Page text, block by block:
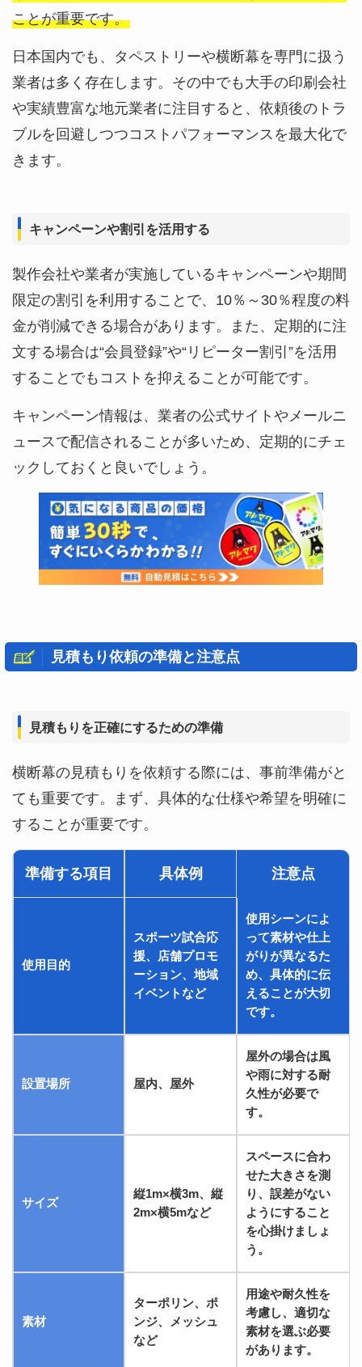
ことが重要です。
日本国内でも、タペストリーや横断幕を専門に扱う
業者は多く存在します。その中でも大手の印刷会社
や実績豊富な地元業者に注目すると、依頼後のトラ
ブルを回避しつつコストパフォーマンスを最大化で
きます。
キャンペーンや割引を活用する
製作会社や業者が実施しているキャンペーンや期間
限定の割引を利用することで、10％～30％程度の料
金が削減できる場合があります。また、定期的に注
文する場合は“会員登録”や“リピーター割引”を活用
することでもコストを抑えることが可能です。
キャンペーン情報は、業者の公式サイトやメールニ
ュースで配信されることが多いため、定期的にチェ
ックしておくと良いでしょう。
見積もり依頼の準備と注意点
見積もりを正確にするための準備
横断幕の見積もりを依頼する際には、事前準備がと
ても重要です。まず、具体的な仕様や希望を明確に
することが重要です。
準備する項目 具体例 注意点
使用目的
スポーツ試合応
援、店舗プロモ
ーション、地域
イベントなど
使用シーンによ
って素材や仕上
がりが異なるた
め、具体的に伝
えることが大切
です。
設置場所 屋内、屋外
屋外の場合は風
や雨に対する耐
久性が必要で
す。
サイズ
縦1m×横3m、縦
2m×横5mなど
スペースに合わ
せた大きさを測
り、誤差がない
ようにすること
を心掛けましょ
う。
素材
ターポリン、ポ
ンジ、メッシュ
など
用途や耐久性を
考慮し、適切な
素材を選ぶ必要
があります。